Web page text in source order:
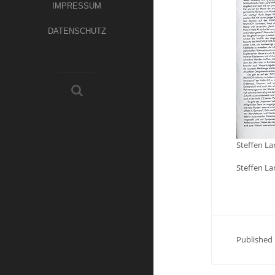
IMPRESSUM
DATENSCHUTZ
Steffen
Steffen
Published